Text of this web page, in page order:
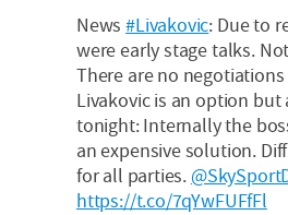
News#Livakovic: Due to
were early stage talks.
There are no
Livakovic is an option but
tonight: Internally the
an expensive solution.
for all parties.
https://t.co/7qYwFUFfFl